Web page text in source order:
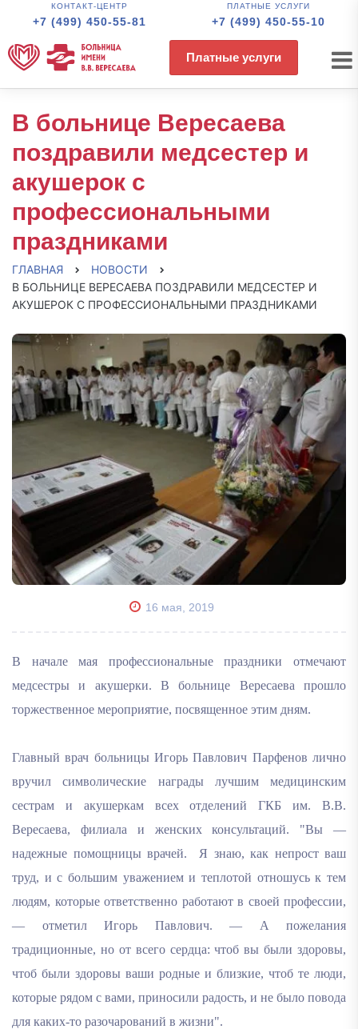
КОНТАКТ-ЦЕНТР
+7 (499) 450-55-81
ПЛАТНЫЕ УСЛУГИ
+7 (499) 450-55-10
Платные услуги
В больнице Вересаева
поздравили медсестер и
акушерок с
профессиональными
праздниками
ГЛАВНАЯ
НОВОСТИ
В БОЛЬНИЦЕ ВЕРЕСАЕВА ПОЗДРАВИЛИ МЕДСЕСТЕР И
АКУШЕРОК С ПРОФЕССИОНАЛЬНЫМИ ПРАЗДНИКАМИ
16 мая, 2019
В начале мая профессиональные праздники отмечают
медсестры и акушерки. В больнице Вересаева прошло
торжественное мероприятие, посвященное этим дням.
Главный врач больницы Игорь Павлович Парфенов лично
вручил символические награды лучшим медицинским
сестрам и акушеркам всех отделений ГКБ им. В.В.
Вересаева, филиала и женских консультаций. "Вы —
надежные помощницы врачей.
Я знаю, как непрост ваш
труд, и с большим уважением и теплотой отношусь к тем
людям, которые ответственно работают в своей профессии,
— отметил Игорь Павлович. — А пожелания
традиционные, но от всего сердца: чтоб вы были здоровы,
чтоб были здоровы ваши родные и близкие, чтоб те люди,
которые рядом с вами, приносили радость, и не было повода
для каких-то разочарований в жизни".